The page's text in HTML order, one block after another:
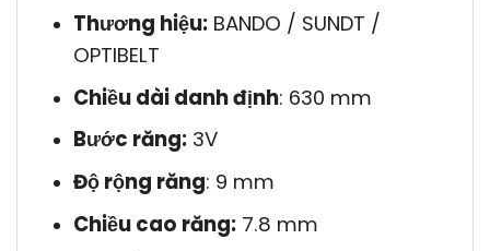
Thương hiệu:BANDO / SUNDT /
OPTIBELT
Chiều dài danh định: 630 mm
Bước răng:3V
Độ rộng răng: 9 mm
Chiều cao răng:7.8 mm